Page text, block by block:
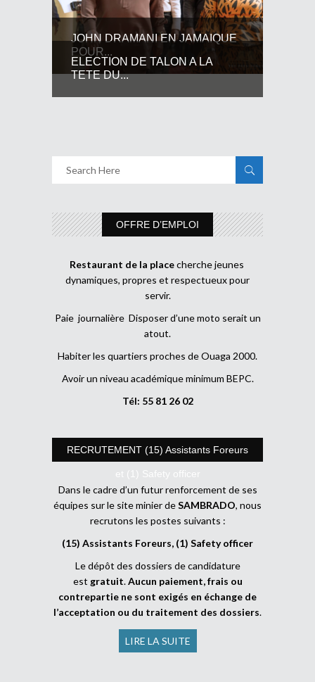
JOHN DRAMANI EN JAMAIQUE
POUR...
ELECTION DE TALON A LA
TETE DU...
OFFRE D’EMPLOI
Restaurant de la placecherche jeunes
dynamiques, propres et respectueux pour
servir.
Paie journalière Disposer d’une moto serait un
atout.
Habiter les quartiers proches de Ouaga 2000.
Avoir un niveau académique minimum BEPC.
Tél: 55 81 26 02
RECRUTEMENT (15) Assistants Foreurs
et (1) Safety officer
Dans le cadre d’un futur renforcement de ses
équipes sur le site minier deSAMBRADO, nous
recrutons les postes suivants :
(15) Assistants Foreurs, (1) Safety officer
Le dépôt des dossiers de candidature
est gratuit.Aucun paiement, frais ou
contrepartie ne sont exigés en échange de
l’acceptation ou du traitement des dossiers.
LIRE LA SUITE